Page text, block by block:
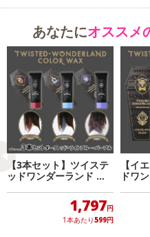
あなたにオススメ
【3本セット】ツイステ
ッドワンダーランド カ
1,797円
1本あたり599円
【イ
ドワ